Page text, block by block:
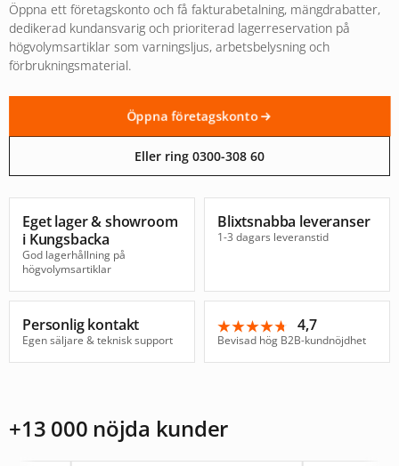
Öppna ett företagskonto och få fakturabetalning, mängdrabatter,
dedikerad kundansvarig och prioriterad lagerreservation på
högvolymsartiklar som varningsljus, arbetsbelysning och
förbrukningsmaterial.
Öppna företagskonto
Eller ring 0300-308 60
Eget lager & showroom
i Kungsbacka
God lagerhållning på
högvolymsartiklar
Blixtsnabba leveranser
1-3 dagars leveranstid
Personlig kontakt
Egen säljare & teknisk support
★★★★★
★★★★★ 4,7
Bevisad hög B2B-kundnöjdhet
+13 000 nöjda kunder